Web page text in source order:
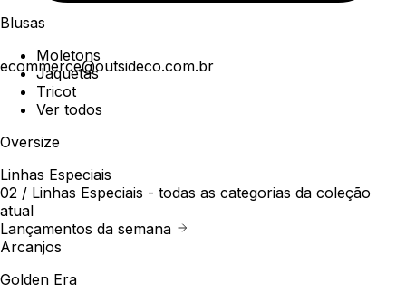
ecommerce@outsideco.com.br
Blusas
Moletons
Jaquetas
Tricot
Ver todos
Oversize
Linhas Especiais
02 / Linhas Especiais - todas as categorias da coleção
atual
Lançamentos da semana
Arcanjos
Golden Era